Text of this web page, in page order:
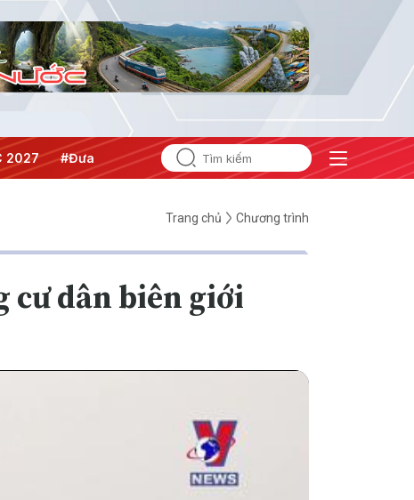
quyết thành hành động
Trang chủ Chương trình
cư dân biên giới